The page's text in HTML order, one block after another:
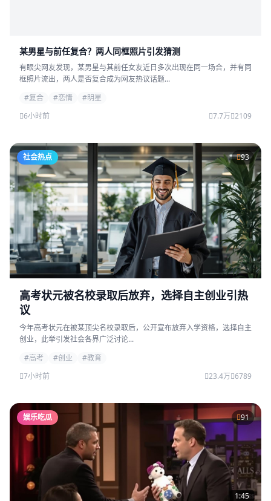
某男星与前任复合？两人同框照片引发猜测
有眼尖网友发现，某男星与其前任女友近日多次出现在同一场合，并有同
框照片流出，两人是否复合成为网友热议话题...
#复合
#恋情
#明星
6小时前
7.7万 2109
社会热点 93
高考状元被名校录取后放弃，选择自主创业引热
议
今年高考状元在被某顶尖名校录取后，公开宣布放弃入学资格，选择自主
创业，此举引发社会各界广泛讨论...
#高考
#创业
#教育
7小时前
23.4万 6789
娱乐吃瓜 91
1:45